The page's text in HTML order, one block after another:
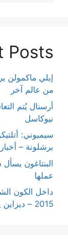
Posts
إيلي ماكمولن
من عالم آخر
أرسنال يُتم
نيوكاسل
سيميوني:
برشلونة –
البنتاغون
عملها
داخل الكون
2015 – ديزاين يو ترست